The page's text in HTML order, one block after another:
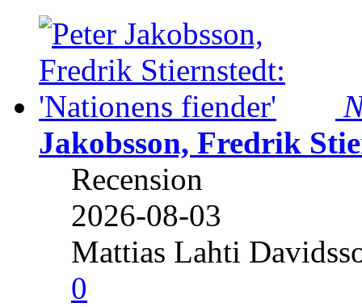
Jakobsson, Fredrik
Recension
2026-08-03
Mattias Lahti
0